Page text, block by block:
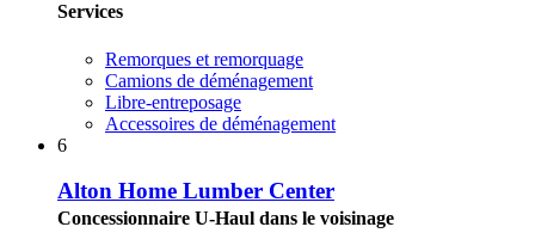
Services
Remorques et remorquage
Camions de déménagement
Libre-entreposage
Accessoires de déménagement
6
Alton Home Lumber Center
Concessionnaire U-Haul dans le voisinage